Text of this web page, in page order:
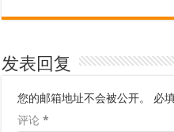
发表回复
您的邮箱地址不会被公开。 必
评论*